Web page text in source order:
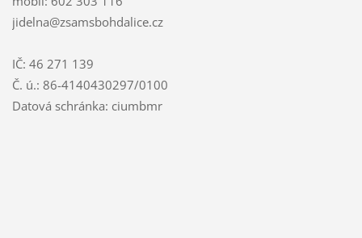
jidelna@zsamsbohdalice.cz
IČ: 46 271 139
Č. ú.: 86-4140430297/0100
Datová schránka: ciumbmr